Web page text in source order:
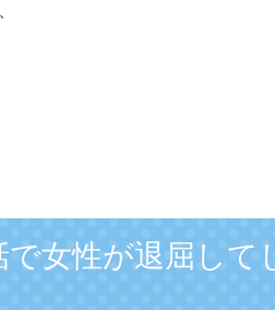
で女性が退屈し